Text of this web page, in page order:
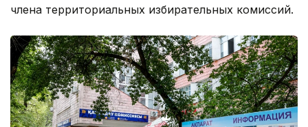
члена территориальных избирательных комиссий.